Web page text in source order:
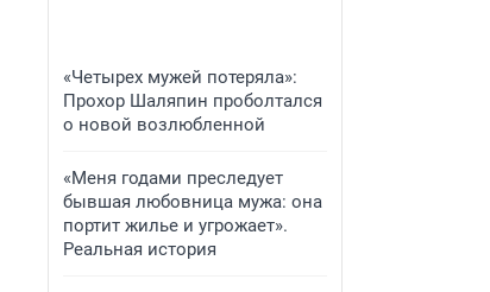
«Четырех мужей потеряла»:
Прохор Шаляпин проболтался
о новой возлюбленной
«Меня годами преследует
бывшая любовница мужа: она
портит жилье и угрожает».
Реальная история